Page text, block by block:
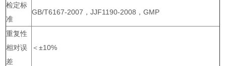
检定标
准
GB/T6167-2007，JJF1190-2008，GMP
重复性
相对误
差
＜±10%